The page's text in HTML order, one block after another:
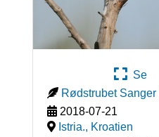
Se
Rødstrubet Sanger
2018-07-21
Istria., Kroatien